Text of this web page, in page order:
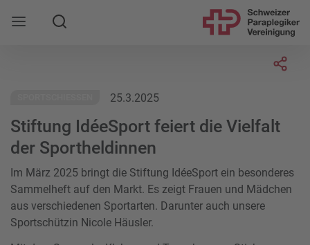
Mobile Navigation öffnen
Suche
25.3.2025
Stiftung IdéeSport feiert die Vielfalt
der Sportheldinnen
Im März 2025 bringt die Stiftung IdéeSport ein besonderes
Sammelheft auf den Markt. Es zeigt Frauen und Mädchen
aus verschiedenen Sportarten. Darunter auch unsere
Sportschützin Nicole Häusler.